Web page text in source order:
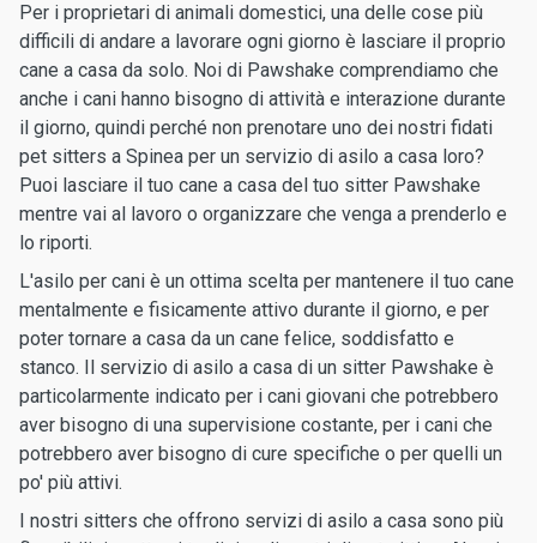
Per i proprietari di animali domestici, una delle cose più
difficili di andare a lavorare ogni giorno è lasciare il proprio
cane a casa da solo. Noi di Pawshake comprendiamo che
anche i cani hanno bisogno di attività e interazione durante
il giorno, quindi perché non prenotare uno dei nostri fidati
pet sitters a Spinea per un servizio di asilo a casa loro?
Puoi lasciare il tuo cane a casa del tuo sitter Pawshake
mentre vai al lavoro o organizzare che venga a prenderlo e
lo riporti.
L'asilo per cani è un ottima scelta per mantenere il tuo cane
mentalmente e fisicamente attivo durante il giorno, e per
poter tornare a casa da un cane felice, soddisfatto e
stanco. Il servizio di asilo a casa di un sitter Pawshake è
particolarmente indicato per i cani giovani che potrebbero
aver bisogno di una supervisione costante, per i cani che
potrebbero aver bisogno di cure specifiche o per quelli un
po' più attivi.
I nostri sitters che offrono servizi di asilo a casa sono più